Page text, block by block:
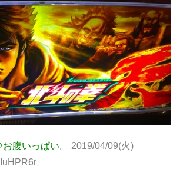
腹いっぱい。
2019/04/09(火)